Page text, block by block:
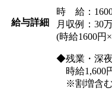
給与詳細
時 給：
月収例：30
(時給1600円
◆残業・深夜
時給1,600
※割増含む